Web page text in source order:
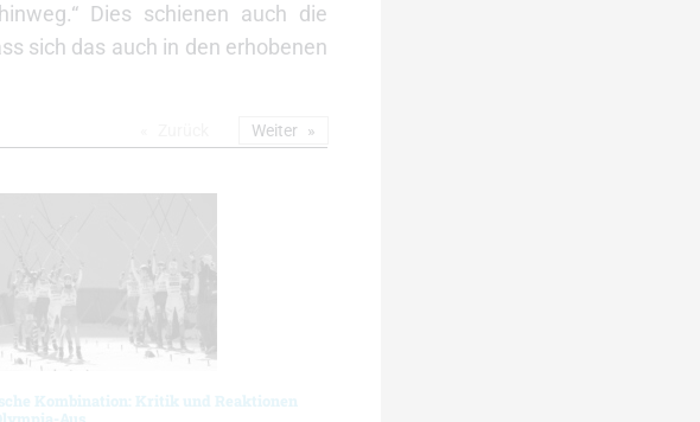
Dies schienen auch die
sich das auch in den erhobenen
Kombination: Kritik und Reaktionen
Weiter